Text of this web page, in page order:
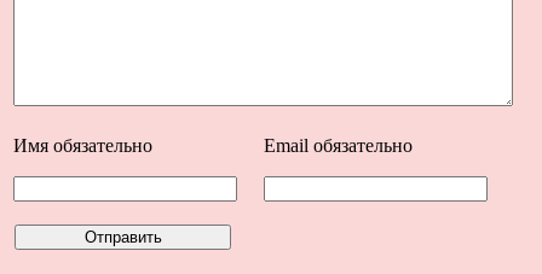
Имя обязательно Email обязательно